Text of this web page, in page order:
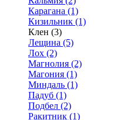
Карагана (1)
Кизильник (1)
Клен (3)
Лещина (5)
Лох (2)
Магнолия (2)
Магония (1)
Миндаль (1)
Падуб (1)
Подбел (2)
Ракитник (1)